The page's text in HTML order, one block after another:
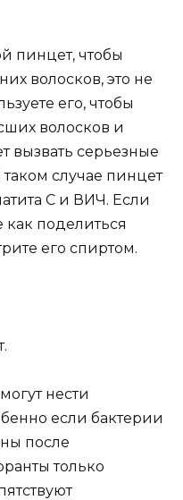
пинцет, чтобы
волосков, это не
его, чтобы
волосков и
вызвать серьезные
случае пинцет
С и ВИЧ. Если
как поделиться
его спиртом.
нести
если бактерии
после
только